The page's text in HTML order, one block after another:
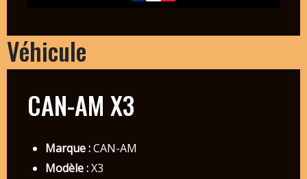
Véhicule
CAN-AM X3
Marque :CAN-AM
Modèle :X3